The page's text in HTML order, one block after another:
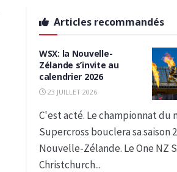
Articles recommandés
WSX: la Nouvelle-
Zélande s’invite au
calendrier 2026
23 JUILLET 2026
C'est acté. Le championnat du
Supercross bouclera sa saison
Nouvelle-Zélande. Le One NZ
Christchurch...